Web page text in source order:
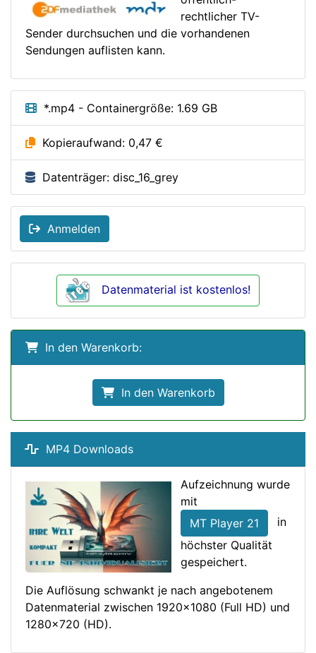
rechtlicher TV-
Sender durchsuchen und die vorhandenen
Sendungen auflisten kann.
*.mp4 - Containergröße: 1.69 GB
Kopieraufwand: 0,47 €
Datenträger: disc_16_grey
Anmelden
Datenmaterial ist kostenlos!
In den Warenkorb:
In den Warenkorb
MP4 Downloads
Aufzeichnung wurde
mit
MT Player 21
in
höchster Qualität
gespeichert.
Die Auflösung schwankt je nach angebotenem
Datenmaterial zwischen 1920x1080 (Full HD) und
1280x720 (HD).